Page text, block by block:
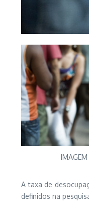
A taxa de
definidos na